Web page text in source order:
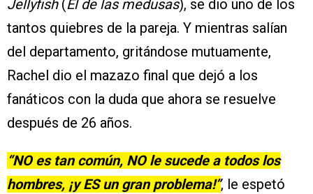
Jellyfish(El de las medusas), se dio uno de los
tantos quiebres de la pareja. Y mientras salían
del departamento, gritándose mutuamente,
Rachel dio el mazazo final que dejó a los
fanáticos con la duda que ahora se resuelve
después de 26 años.
“NO es tan común, NO le sucede a todos los
hombres, ¡y ES un gran problema!”, le espetó